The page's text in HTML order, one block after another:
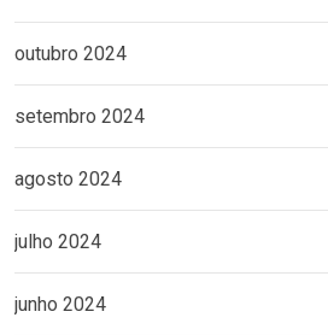
outubro 2024
setembro 2024
agosto 2024
julho 2024
junho 2024